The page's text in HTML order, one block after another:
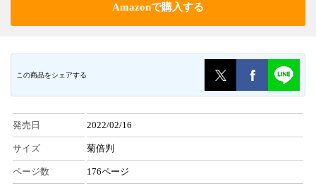
Amazonで購入する
この商品をシェアする
発売日 2022/02/16
サイズ 菊倍判
ページ数 176ページ